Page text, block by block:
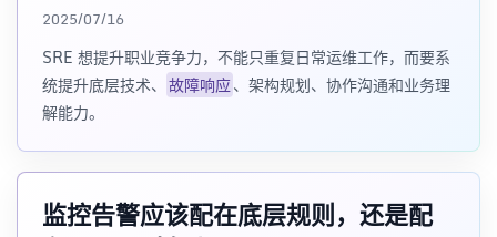
2025/07/16
SRE 想提升职业竞争力，不能只重复日常运维工作，而要系
统提升底层技术、 故障响应、架构规划、协作沟通和业务理
解能力。
监控告警应该配在底层规则，还是配